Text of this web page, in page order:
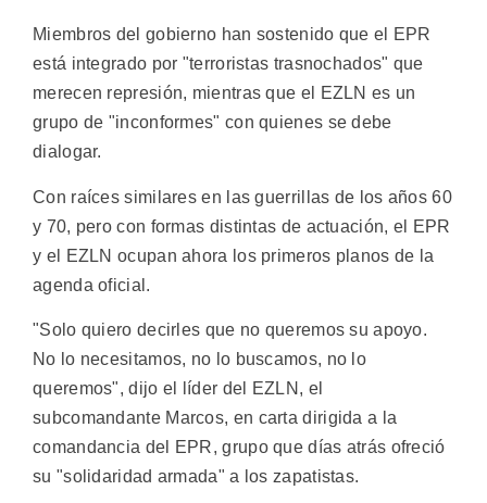
Miembros del gobierno han sostenido que el EPR
está integrado por "terroristas trasnochados" que
merecen represión, mientras que el EZLN es un
grupo de "inconformes" con quienes se debe
dialogar.
Con raíces similares en las guerrillas de los años 60
y 70, pero con formas distintas de actuación, el EPR
y el EZLN ocupan ahora los primeros planos de la
agenda oficial.
"Solo quiero decirles que no queremos su apoyo.
No lo necesitamos, no lo buscamos, no lo
queremos", dijo el líder del EZLN, el
subcomandante Marcos, en carta dirigida a la
comandancia del EPR, grupo que días atrás ofreció
su "solidaridad armada" a los zapatistas.